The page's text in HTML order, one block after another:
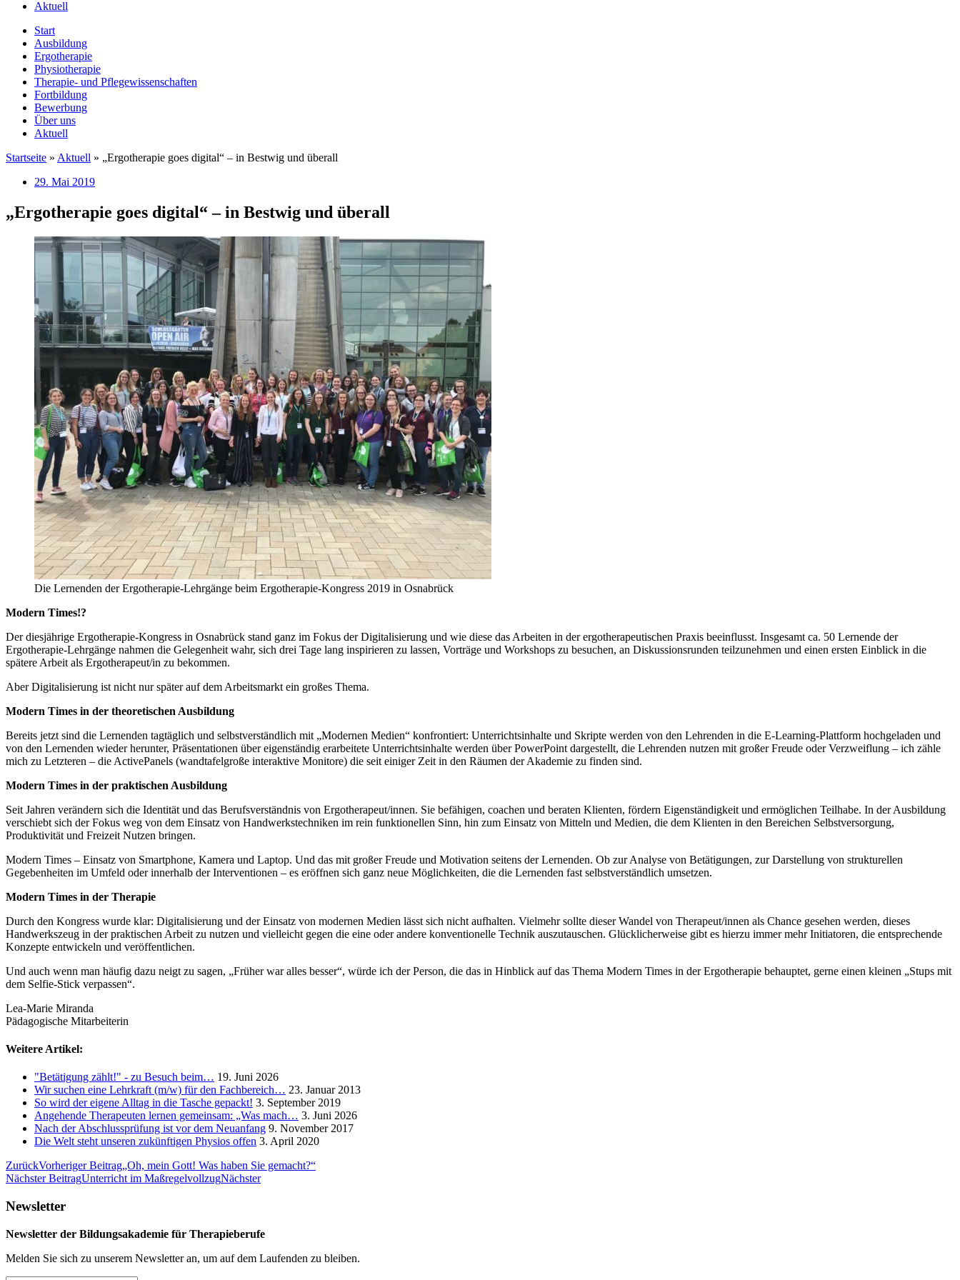
Aktuell
Start
Ausbildung
Ergotherapie
Physiotherapie
Therapie- und Pflegewissenschaften
Fortbildung
Bewerbung
Über uns
Aktuell
Startseite » Aktuell » „Ergotherapie goes digital“ – in Bestwig und überall
29. Mai 2019
„Ergotherapie goes digital“ – in Bestwig und überall
Die Lernenden der Ergotherapie-Lehrgänge beim Ergotherapie-Kongress 2019 in Osnabrück
Modern Times!?
Der diesjährige Ergotherapie-Kongress in Osnabrück stand ganz im Fokus der Digitalisierung und wie diese das Arbeiten in der ergotherapeutischen Praxis beeinflusst. Insgesamt ca. 50 Lernende der
Ergotherapie-Lehrgänge nahmen die Gelegenheit wahr, sich drei Tage lang inspirieren zu lassen, Vorträge und Workshops zu besuchen, an Diskussionsrunden teilzunehmen und einen ersten Einblick in die
spätere Arbeit als Ergotherapeut/in zu bekommen.
Aber Digitalisierung ist nicht nur später auf dem Arbeitsmarkt ein großes Thema.
Modern Times in der theoretischen Ausbildung
Bereits jetzt sind die Lernenden tagtäglich und selbstverständlich mit „Modernen Medien“ konfrontiert: Unterrichtsinhalte und Skripte werden von den Lehrenden in die E-Learning-Plattform hochgeladen und
von den Lernenden wieder herunter, Präsentationen über eigenständig erarbeitete Unterrichtsinhalte werden über PowerPoint dargestellt, die Lehrenden nutzen mit großer Freude oder Verzweiflung – ich zähle
mich zu Letzteren – die ActivePanels (wandtafelgroße interaktive Monitore) die seit einiger Zeit in den Räumen der Akademie zu finden sind.
Modern Times in der praktischen Ausbildung
Seit Jahren verändern sich die Identität und das Berufsverständnis von Ergotherapeut/innen. Sie befähigen, coachen und beraten Klienten, fördern Eigenständigkeit und ermöglichen Teilhabe. In der Ausbildung
verschiebt sich der Fokus weg von dem Einsatz von Handwerkstechniken im rein funktionellen Sinn, hin zum Einsatz von Mitteln und Medien, die dem Klienten in den Bereichen Selbstversorgung,
Produktivität und Freizeit Nutzen bringen.
Modern Times – Einsatz von Smartphone, Kamera und Laptop. Und das mit großer Freude und Motivation seitens der Lernenden. Ob zur Analyse von Betätigungen, zur Darstellung von strukturellen
Gegebenheiten im Umfeld oder innerhalb der Interventionen – es eröffnen sich ganz neue Möglichkeiten, die die Lernenden fast selbstverständlich umsetzen.
Modern Times in der Therapie
Durch den Kongress wurde klar: Digitalisierung und der Einsatz von modernen Medien lässt sich nicht aufhalten. Vielmehr sollte dieser Wandel von Therapeut/innen als Chance gesehen werden, dieses
Handwerkszeug in der praktischen Arbeit zu nutzen und vielleicht gegen die eine oder andere konventionelle Technik auszutauschen. Glücklicherweise gibt es hierzu immer mehr Initiatoren, die entsprechende
Konzepte entwickeln und veröffentlichen.
Und auch wenn man häufig dazu neigt zu sagen, „Früher war alles besser“, würde ich der Person, die das in Hinblick auf das Thema Modern Times in der Ergotherapie behauptet, gerne einen kleinen „Stups mit
dem Selfie-Stick verpassen“.
Lea-Marie Miranda
Pädagogische Mitarbeiterin
Weitere Artikel:
"Betätigung zählt!" - zu Besuch beim… 19. Juni 2026
Wir suchen eine Lehrkraft (m/w) für den Fachbereich… 23. Januar 2013
So wird der eigene Alltag in die Tasche gepackt! 3. September 2019
Angehende Therapeuten lernen gemeinsam: „Was mach… 3. Juni 2026
Nach der Abschlussprüfung ist vor dem Neuanfang 9. November 2017
Die Welt steht unseren zukünftigen Physios offen 3. April 2020
ZurückVorheriger Beitrag„Oh, mein Gott! Was haben Sie gemacht?“
Nächster BeitragUnterricht im MaßregelvollzugNächster
Newsletter
Newsletter der Bildungsakademie für Therapieberufe
Melden Sie sich zu unserem Newsletter an, um auf dem Laufenden zu bleiben.